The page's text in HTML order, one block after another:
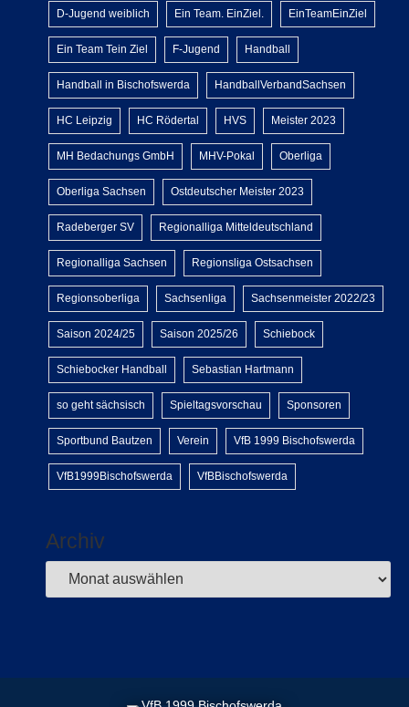
D-Jugend weiblich Ein Team. EinZiel. EinTeamEinZiel
Ein Team Tein Ziel F-Jugend Handball
Handball in Bischofswerda HandballVerbandSachsen
HC Leipzig HC Rödertal HVS Meister 2023
MH Bedachungs GmbH MHV-Pokal Oberliga
Oberliga Sachsen Ostdeutscher Meister 2023
Radeberger SV Regionalliga Mitteldeutschland
Regionalliga Sachsen Regionsliga Ostsachsen
Regionsoberliga Sachsenliga Sachsenmeister 2022/23
Saison 2024/25 Saison 2025/26 Schiebock
Schiebocker Handball Sebastian Hartmann
so geht sächsisch Spieltagsvorschau Sponsoren
Sportbund Bautzen Verein VfB 1999 Bischofswerda
VfB1999Bischofswerda VfBBischofswerda
Archiv